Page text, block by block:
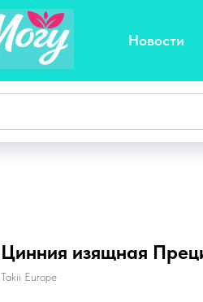
Новости
Цинния изящная
Takii Europe